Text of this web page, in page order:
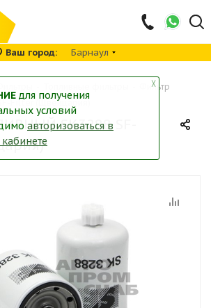
Ваш город Барнаул
Фильтр
Filter (Щвейцария)
SK3288 SF-
╳
для получения
условий
авторизоваться в